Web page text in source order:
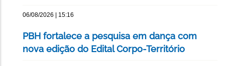
06/08/2026 | 15:16
PBH fortalece a pesquisa em dança com
nova edição do Edital Corpo-Território